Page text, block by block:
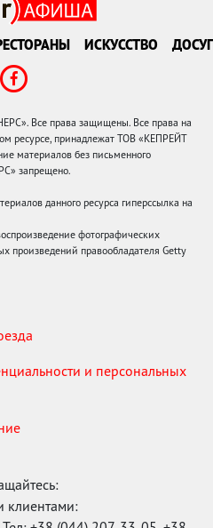
ИСКУССТВО ДОСУГ
Все права защищены. Все права на
ресурсе, принадлежат ТОВ «КЕПРЕЙТ
материалов без письменного
запрещено.
данного ресурса гиперссылка на
фотографических
произведений правообладателя Getty
и персональных
клиентами: